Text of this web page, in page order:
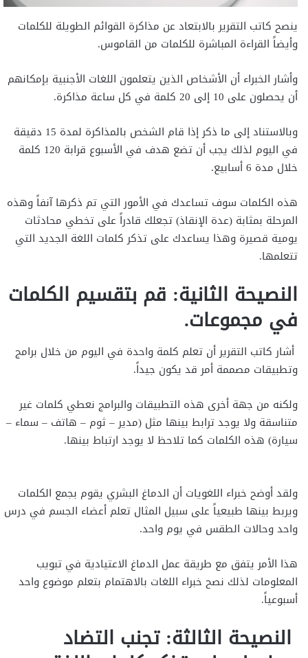
ينصح كاتب التقرير بالابتعاد عن مذاكرة القوائم الطويلة للكلمات
وأيضاً القراءة المباشرة للكلمات من القاموس.
وأشار الخبراء أن الأشخاص الذين يتعلمون اللغات الأجنبية بإمكانهم
أن يحصلون على 10 إلى 20 كلمة في كل ساعة مذاكرة.
وبالاستناد إلى ما ذكر إذا قام الشخص بالمذاكرة لمدة 15 دقيقة
في اليوم لذلك يجب أن تضع هدف في الأسبوع قرابة 120 كلمة
خلال مدة 6 أسابيع.
هذه الكلمات سوف تساعدك في الأمور التي تم ذكرها آنفاً وهذه
المرحلة بمثابة (عدة الإنقاذ) تجعلك قادراً على تخطي محادثات
يومية قصيرة وهذا يساعدك على تذكر كلمات اللغة الجديد التي
تتعلمها.
النصيحة الثانية: قم بتقسيم الكلمات
في مجموعات.
أشار كاتب التقرير أن تعلم كلمة واحدة في اليوم من خلال برامج
وتطبيقات مصممة أمر قد يكون جيداً.
ولكنه من جهة أخرى هذه التطبيقات والبرامج نعطي كلمات غير
متناسقة ولا يوجد ترابط بينها مثل (مدير – ثوم – هاتف – سماء –
سيارة) هذه الكلمات كما تلاحظ لا يوجد ارتباط بينها.
ولقد أوضح خبراء اللغويات أن الدماغ البشري يقوم بجمع الكلمات
ويربط بينها طبيعياً على سبيل المثال تعلم أعضاء الجسم في درس
واحد وحالات الطقس في يوم واحد.
هذا الأمر يتفق مع طريقة عمل الدماغ الاعتيادية في تبويب
المعلومات لذلك نصح خبراء اللغات بالاهتمام بتعلم موضوع واحد
أسبوعياً.
النصيحة الثالثة: تجنب التضاد